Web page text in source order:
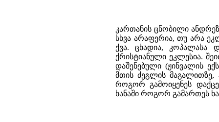
კართანის ცნობილი
სხვა არაფერია, თუ არა
ქვა. ცხადია, კოპალასა
ქრისტიანული ეკლესია.
დაშენებული (ჟინვალის
მთის ძეგლის მაგალითზე,
როგორ გამოიყენეს
ხანაში როგორ გამართეს